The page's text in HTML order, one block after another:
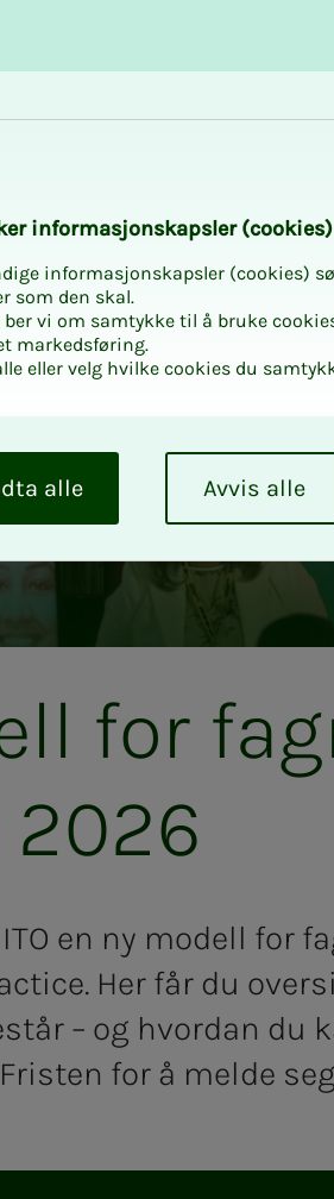
for
2026
en ny modell for
Her får du
– og hvordan du
for å melde
in­­­for­­­ma­­­sjons­­­kaps­­­­­ler (cookies)
informasjonskapsler (cookies)
som den skal.
ber vi om samtykke til å bruke
markedsføring.
eller velg hvilke cookies du
Avvis alle
alle